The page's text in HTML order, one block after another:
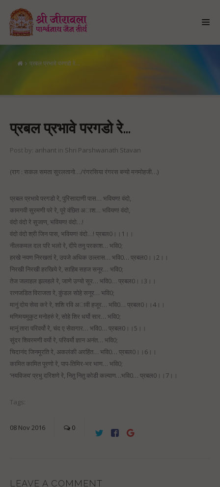
प्रबल प्रभावे परगडो रे…
प्रबल प्रभावे परगडो रे…
प्रबल प्रभावे परगडो रे…
Post by: arihant in Shri Parshwanath Stavan
(राग : सकल समता सुरलतानो…/रंगरसिया रंगरस बन्यो मनमोहजी…)
प्रबल प्रभावे परगडो रे, पुरिसादाणी पास… भवियण! वंदो,
कामगवी सुरमणी परे रे, पूरे वंछित अाश… भवियण! वंदो,
वंदो वंदो रे सुजाण, भवियण! वंदो…!
वंदो वंदो श्री जिन पास, भवियण! वंदो…! प्रबल0।।1।।
नीलकमल दल परि भलो रे, दीपे तनु परकाश… भवि0;
हरखे नयण निरखतां रे, उपजे अधिक उल्लास… भवि0… प्रबल0।।2।।
निरखी निरखी हरखिये रे, साहिब सहज सनूर… भवि0;
तेज जलाहल झलहले रे, जाणे उग्यो सूर… भवि0… प्रबल0।।3।।
रत्नजडित विराजता रे, कुंडल सोहे सनूर… भवि0;
मानुं दोय सेवा करे रे, शशि रवि अावी हजूर… भवि0… प्रबल0।।4।।
मणिमयमुकुट मनोहरुं रे, सोहे शिर धर्यो सार… भवि0;
मानुं तारा परिवर्यो रे, चंद ए सेवागार… भवि0… प्रबल0।।5।।
सुंदर शिवरमणी वर्यो रे, परिवर्यो ज्ञान अनंत… भवि0;
चिदानंद जिनमूरति रे, अकलंकी अरहिंत… भवि0… प्रबल0।।6।।
कामित कामित पूरणो रे, पाप-तिमिर-भर भाण… भवि0;
‘नयविजय’ प्रभु दरिशणे रे, नितु नितु कोडी कल्याण…भवि0… प्रबल0।।7।।
Tags:
08 Nov 2016 0
LEAVE A COMMENT